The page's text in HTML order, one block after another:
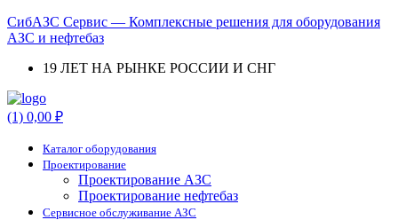
СибАЗС Сервис — Комплексные решения для оборудования
АЗС и нефтебаз
19 ЛЕТ НА РЫНКЕ РОССИИ И СНГ
Menu
(1) 0,00 ₽
Каталог оборудования
Проектирование
Проектирование АЗС
Проектирование нефтебаз
Cервисное обслуживание АЗС